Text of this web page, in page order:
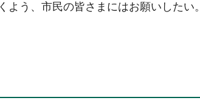
う、市民の皆さまにはお願いしたい。